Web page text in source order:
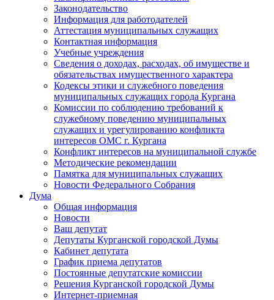
Законодательство
Информация для работодателей
Аттестация муниципальных служащих
Контактная информация
Учебные учреждения
Сведения о доходах, расходах, об имуществе и
обязательствах имущественного характера
Кодексы этики и служебного поведения
муниципальных служащих города Кургана
Комиссии по соблюдению требований к
служебному поведению муниципальных
служащих и урегулированию конфликта
интересов ОМС г. Кургана
Конфликт интересов на муниципальной службе
Методические рекомендации
Памятка для муниципальных служащих
Новости Федерального Cобрания
Дума
Общая информация
Новости
Ваш депутат
Депутаты Курганской городской Думы
Кабинет депутата
График приема депутатов
Постоянные депутатские комиссии
Решения Курганской городской Думы
Интернет-приемная